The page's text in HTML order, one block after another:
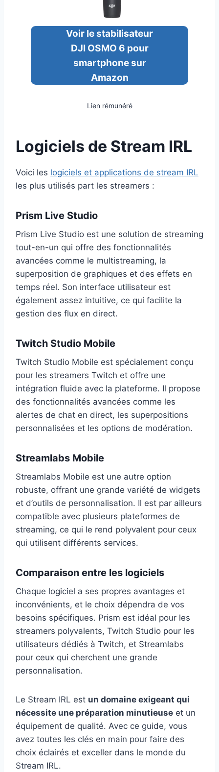
Voir le stabilisateur
DJI OSMO 6 pour
smartphone sur
Amazon
Lien rémunéré
Logiciels de Stream IRL
Voici les logiciels et applications de stream IRL
les plus utilisés part les streamers :
Prism Live Studio
Prism Live Studio est une solution de streaming
tout-en-un qui offre des fonctionnalités
avancées comme le multistreaming, la
superposition de graphiques et des effets en
temps réel. Son interface utilisateur est
également assez intuitive, ce qui facilite la
gestion des flux en direct.
Twitch Studio Mobile
Twitch Studio Mobile est spécialement conçu
pour les streamers Twitch et offre une
intégration fluide avec la plateforme. Il propose
des fonctionnalités avancées comme les
alertes de chat en direct, les superpositions
personnalisées et les options de modération.
Streamlabs Mobile
Streamlabs Mobile est une autre option
robuste, offrant une grande variété de widgets
et d’outils de personnalisation. Il est par ailleurs
compatible avec plusieurs plateformes de
streaming, ce qui le rend polyvalent pour ceux
qui utilisent différents services.
Comparaison entre les logiciels
Chaque logiciel a ses propres avantages et
inconvénients, et le choix dépendra de vos
besoins spécifiques. Prism est idéal pour les
streamers polyvalents, Twitch Studio pour les
utilisateurs dédiés à Twitch, et Streamlabs
pour ceux qui cherchent une grande
personnalisation.
Le Stream IRL est un domaine exigeant qui
nécessite une préparation minutieuse et un
équipement de qualité. Avec ce guide, vous
avez toutes les clés en main pour faire des
choix éclairés et exceller dans le monde du
Stream IRL.